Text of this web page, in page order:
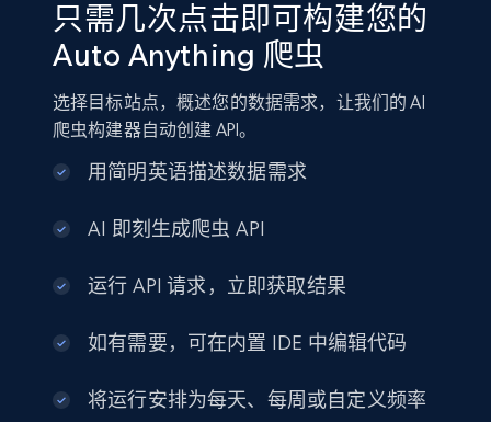
只需几次点击即可构建您的
Auto Anything 爬虫
选择目标站点，概述您的数据需求，让我们的 AI
爬虫构建器自动创建 API。
用简明英语描述数据需求
AI 即刻生成爬虫 API
运行 API 请求，立即获取结果
如有需要，可在内置 IDE 中编辑代码
将运行安排为每天、每周或自定义频率